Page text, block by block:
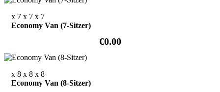
x 7 x 7 x 7
Economy Van (7-Sitzer)
€0.00
x 8 x 8 x 8
Economy Van (8-Sitzer)